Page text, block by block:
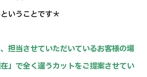
いうことです＊
担当させていただいているお客様の場
」で全く違うカットをご提案させてい